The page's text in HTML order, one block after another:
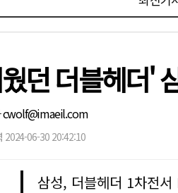
던 더블헤더'
cwolf@imaeil.com
2024-06-30 20:42:10
삼성, 더블헤더 1차전